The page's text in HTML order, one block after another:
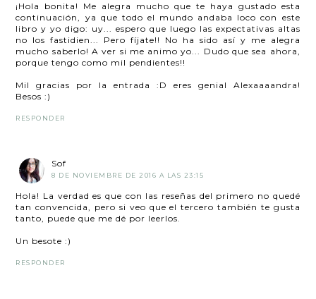
¡Hola bonita! Me alegra mucho que te haya gustado esta
continuación, ya que todo el mundo andaba loco con este
libro y yo digo: uy... espero que luego las expectativas altas
no los fastidien... Pero fíjate!! No ha sido así y me alegra
mucho saberlo! A ver si me animo yo... Dudo que sea ahora,
porque tengo como mil pendientes!!
Mil gracias por la entrada :D eres genial Alexaaaandra!
Besos :)
RESPONDER
Sof
8 DE NOVIEMBRE DE 2016 A LAS 23:15
Hola! La verdad es que con las reseñas del primero no quedé
tan convencida, pero si veo que el tercero también te gusta
tanto, puede que me dé por leerlos.
Un besote :)
RESPONDER